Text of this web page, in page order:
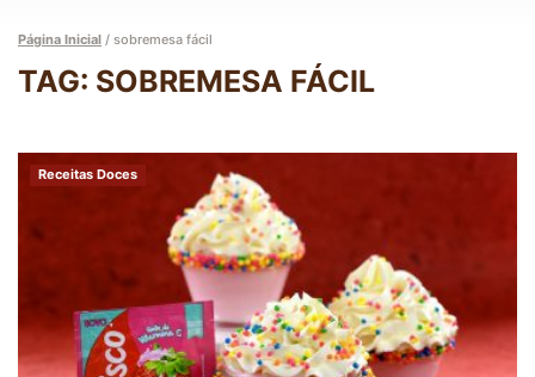
Página Inicial / sobremesa fácil
TAG: SOBREMESA FÁCIL
Receitas Doces